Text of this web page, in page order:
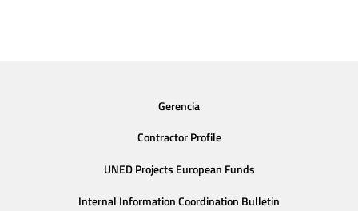
Gerencia
Contractor Profile
UNED Projects European Funds
Internal Information Coordination Bulletin